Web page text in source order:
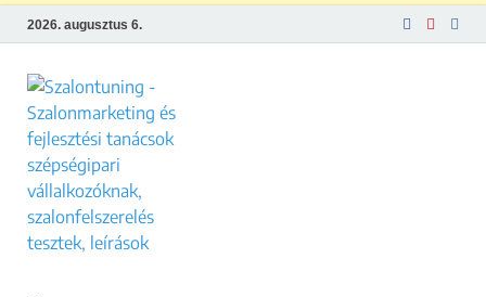
2026. augusztus 6.